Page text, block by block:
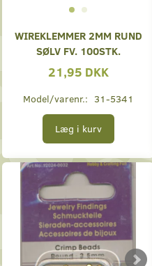
WIREKLEMMER 2MM RUND
SØLV FV. 100STK.
21,95 DKK
Model/varenr.: 31-5341
Læg i kurv